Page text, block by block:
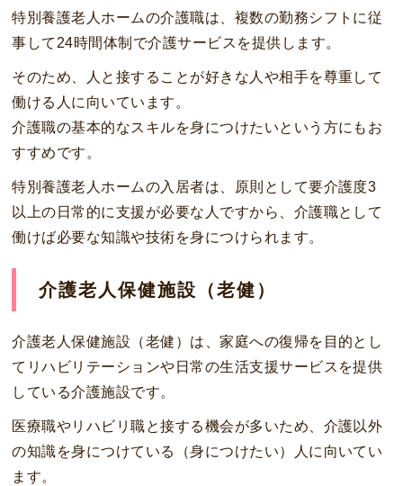
特別養護老人ホームの介護職は、複数の勤務シフトに従
事して24時間体制で介護サービスを提供します。
そのため、人と接することが好きな人や相手を尊重して
働ける人に向いています。
介護職の基本的なスキルを身につけたいという方にもお
すすめです。
特別養護老人ホームの入居者は、原則として要介護度3
以上の日常的に支援が必要な人ですから、介護職として
働けば必要な知識や技術を身につけられます。
介護老人保健施設（老健）
介護老人保健施設（老健）は、家庭への復帰を目的とし
てリハビリテーションや日常の生活支援サービスを提供
している介護施設です。
医療職やリハビリ職と接する機会が多いため、介護以外
の知識を身につけている（身につけたい）人に向いてい
ます。